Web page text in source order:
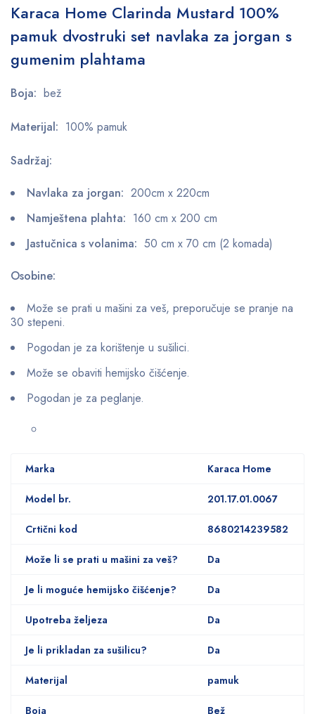
Karaca Home Clarinda Mustard 100%
pamuk dvostruki set navlaka za jorgan s
gumenim plahtama
Boja: bež
Materijal: 100% pamuk
Sadržaj:
Navlaka za jorgan: 200cm x 220cm
Namještena plahta: 160 cm x 200 cm
Jastučnica s volanima: 50 cm x 70 cm (2 komada)
Osobine:
Može se prati u mašini za veš, preporučuje se pranje na
30 stepeni.
Pogodan je za korištenje u sušilici.
Može se obaviti hemijsko čišćenje.
Pogodan je za peglanje.
Marka Karaca Home
Model br. 201.17.01.0067
Crtični kod 8680214239582
Može li se prati u mašini za veš? Da
Je li moguće hemijsko čišćenje? Da
Upotreba željeza Da
Je li prikladan za sušilicu? Da
Materijal pamuk
Boja Bež